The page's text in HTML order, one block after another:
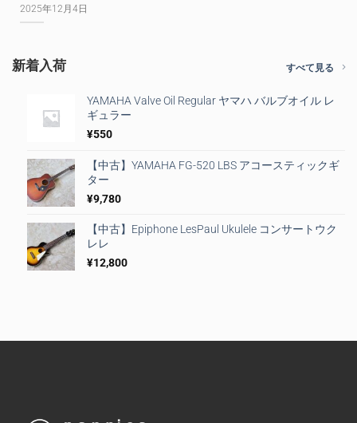
2025年12月4日
新着入荷 すべて見る
YAMAHA Valve Oil Regular ヤマハ バルブオイル レ
ギュラー
¥550
【中古】YAMAHA FG-520 LBS アコースティックギ
ター
¥9,780
【中古】Epiphone LesPaul Ukulele コンサートウク
レレ
¥12,800